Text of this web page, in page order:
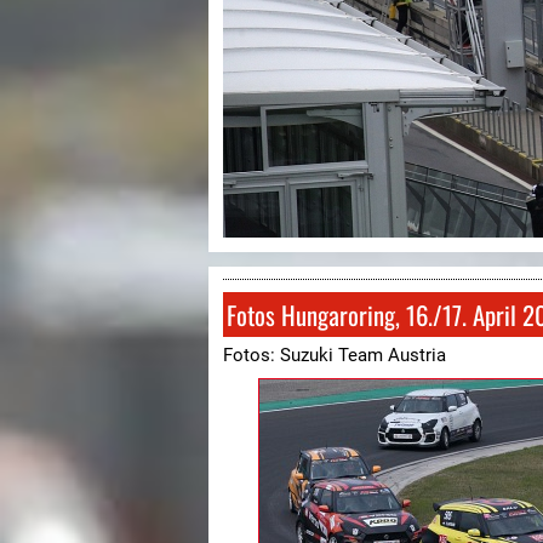
Fotos Hungaroring, 16./17. April
Fotos: Suzuki Team Austria